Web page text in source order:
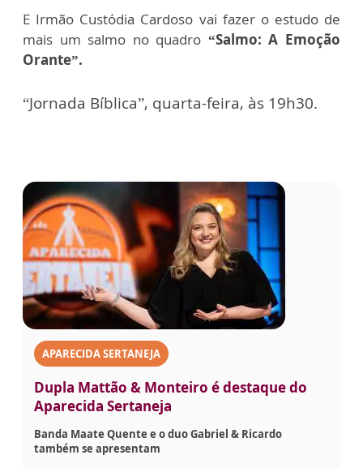
E Irmão Custódia Cardoso vai fazer o estudo de
mais um salmo no quadro “Salmo: A Emoção
Orante”.
“Jornada Bíblica”, quarta-feira, às 19h30.
APARECIDA SERTANEJA
Dupla Mattão & Monteiro é destaque do
Aparecida Sertaneja
Banda Maate Quente e o duo Gabriel & Ricardo
também se apresentam